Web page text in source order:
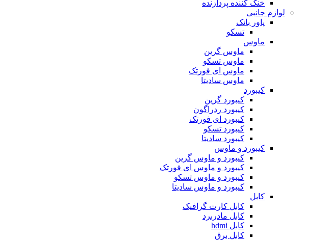
خنک کننده پردازنده
لوازم جانبی
پاور بانک
تسکو
ماوس
ماوس گرین
ماوس تسکو
ماوس ای فورتک
ماوس سادیتا
کیبورد
کیبورد گرین
کیبورد ردراگون
کیبورد ای فورتک
کیبورد تسکو
کیبورد سادیتا
کیبورد و ماوس
کیبورد و ماوس گرین
کیبورد و ماوس ای فورتک
کیبورد و ماوس تسکو
کیبورد و ماوس سادیتا
کابل
کابل کارت گرافیک
کابل مادربرد
کابل hdmi
کابل برق